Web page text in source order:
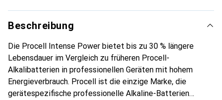
Beschreibung
Die Procell Intense Power bietet bis zu 30 % längere
Lebensdauer im Vergleich zu früheren Procell-
Alkalibatterien in professionellen Geräten mit hohem
Energieverbrauch. Procell ist die einzige Marke, die
gerätespezifische professionelle Alkaline-Batterien